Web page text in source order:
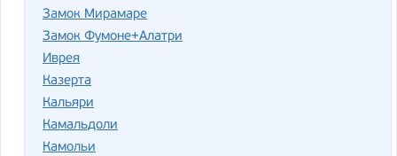
Замок Мирамаре
Замок Фумоне+Алатри
Иврея
Казерта
Кальяри
Камальдоли
Камольи